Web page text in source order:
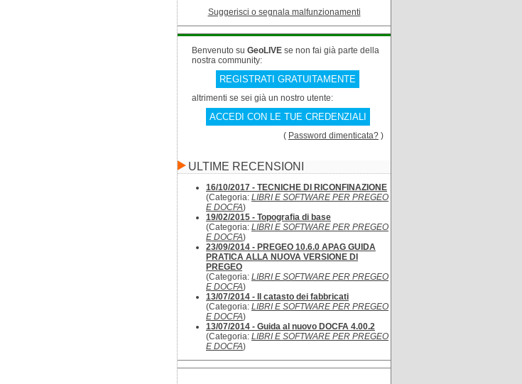
Suggerisci o segnala malfunzionamenti
Benvenuto su GeoLIVE se non fai già parte della
nostra community:
REGISTRATI GRATUITAMENTE
altrimenti se sei già un nostro utente:
ACCEDI CON LE TUE CREDENZIALI
( Password dimenticata? )
ULTIME RECENSIONI
16/10/2017 - TECNICHE DI RICONFINAZIONE
(Categoria: LIBRI E SOFTWARE PER PREGEO
E DOCFA)
19/02/2015 - Topografia di base
(Categoria: LIBRI E SOFTWARE PER PREGEO
E DOCFA)
23/09/2014 - PREGEO 10.6.0 APAG GUIDA
PRATICA ALLA NUOVA VERSIONE DI
PREGEO
(Categoria: LIBRI E SOFTWARE PER PREGEO
E DOCFA)
13/07/2014 - Il catasto dei fabbricati
(Categoria: LIBRI E SOFTWARE PER PREGEO
E DOCFA)
13/07/2014 - Guida al nuovo DOCFA 4.00.2
(Categoria: LIBRI E SOFTWARE PER PREGEO
E DOCFA)